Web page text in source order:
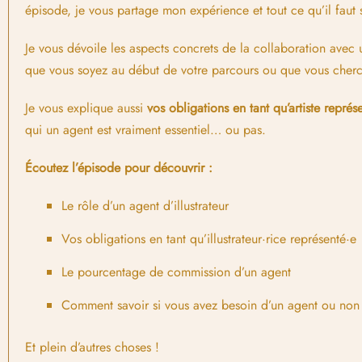
épisode, je vous partage mon expérience et tout ce qu’il
Je vous dévoile les aspects concrets de la collaboration
que vous soyez au début de votre parcours ou que vous
Je vous explique aussi vos obligations en tant qu’artiste
qui un agent est vraiment essentiel… ou pas.
Écoutez l’épisode pour découvrir :
Le rôle d’un agent d’illustrateur
Vos obligations en tant qu’illustrateur·rice représenté·e
Le pourcentage de commission d’un agent
Comment savoir si vous avez besoin d’un agent ou
Et plein d’autres choses !